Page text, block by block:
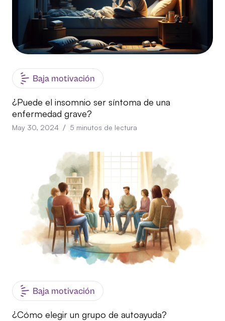
Baja motivación
¿Puede el insomnio ser síntoma de una
enfermedad grave?
May 30, 2024 / 5 minutos de lectura
Baja motivación
¿Cómo elegir un grupo de autoayuda?